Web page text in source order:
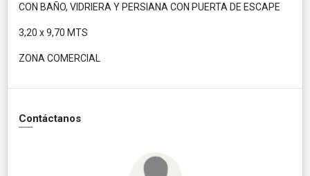
CON BAÑO, VIDRIERA Y PERSIANA CON PUERTA DE ESCAPE
3,20 x 9,70 MTS
ZONA COMERCIAL
Contáctanos